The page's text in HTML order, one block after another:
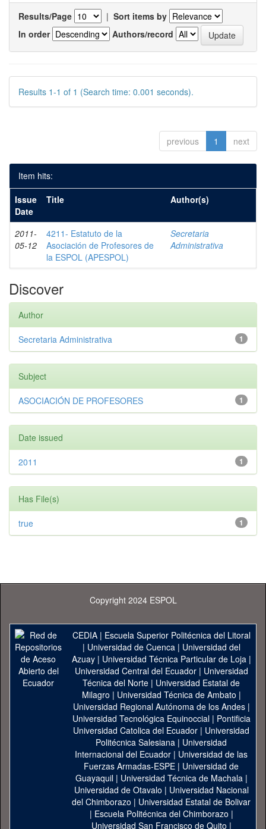
Results/Page | Sort items by
In order
Authors/record
Results 1-1 of 1 (Search time: 0.001 seconds).
previous 1 next
Item hits:
Issue
Date
Title Author(s)
2011-
05-12
4211- Estatuto de la
Asociación de Profesores de
la ESPOL (APESPOL)
Secretaria
Administrativa
Discover
Author
1
Secretaria Administrativa
Subject
1
ASOCIACIÓN DE PROFESORES
Date issued
1
2011
Has File(s)
1
true
Copyright 2024 ESPOL
CEDIA| Escuela Superior Politécnica del Litoral
| Universidad de Cuenca| Universidad del
Azuay| Universidad Técnica Particular de Loja|
Universidad Central del Ecuador| Universidad
Técnica del Norte | Universidad Estatal de
Milagro | Universidad Técnica de Ambato |
Universidad Regional Autónoma de los Andes|
Universidad Tecnológica Equinoccial| Pontificia
Universidad Catolica del Ecuador | Universidad
Politécnica Salesiana | Universidad
Internacional del Ecuador | Universidad de las
Fuerzas Armadas-ESPE | Universidad de
Guayaquil| Universidad Técnica de Machala|
Universidad de Otavalo | Universidad Nacional
del Chimborazo | Universidad Estatal de Bolivar
| Escuela Politécnica del Chimborazo |
Universidad San Francisco de Quito |